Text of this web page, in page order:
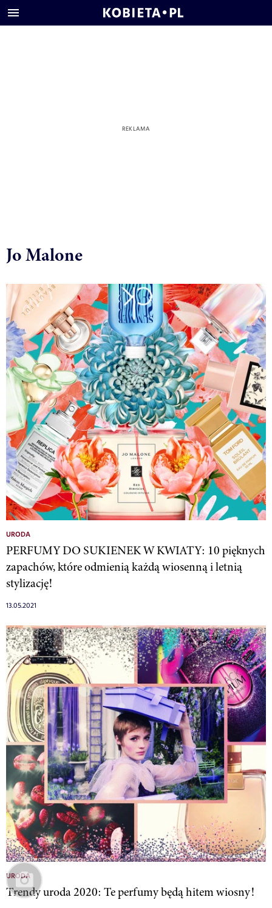
Jo Malone
URODA
PERFUMY DO SUKIENEK W KWIATY: 10 pięknych
zapachów, które odmienią każdą wiosenną i letnią
stylizację!
13.05.2021
URODA
Trendy uroda 2020: Te perfumy będą hitem wiosny!